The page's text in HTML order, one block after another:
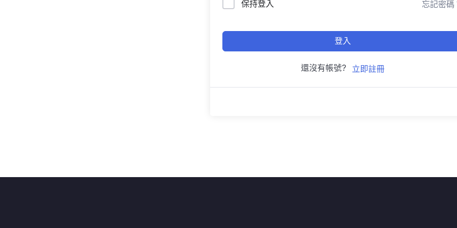
保持登入 忘記密碼
登入
還沒有帳號? 立即註冊